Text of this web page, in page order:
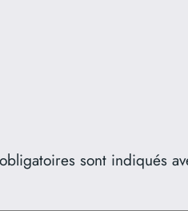
sont indiqués